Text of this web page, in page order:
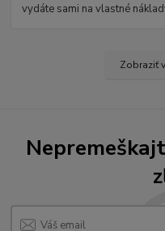
vydáte sami na vlastné
Zobraziť